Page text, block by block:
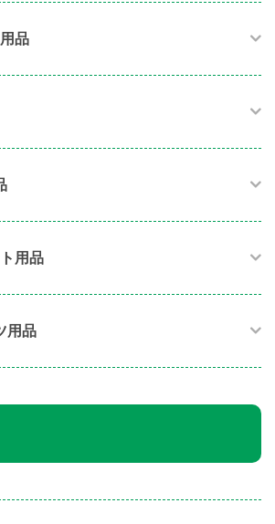
品​
用品​
用品​